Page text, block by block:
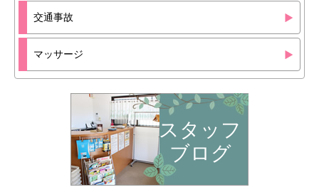
交通事故
マッサージ
スタッフ
ブログ